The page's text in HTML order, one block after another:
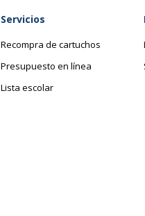
Servicios
Recompra de cartuchos
Presupuesto en línea
Lista escolar